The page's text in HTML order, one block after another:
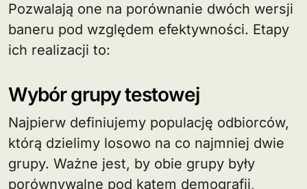
Pozwalają one na porównanie dwóch wersji
baneru pod względem efektywności. Etapy
ich realizacji to:
Wybór grupy testowej
Najpierw definiujemy populację odbiorców,
którą dzielimy losowo na co najmniej dwie
grupy. Ważne jest, by obie grupy były
porównywalne pod kątem demografii,